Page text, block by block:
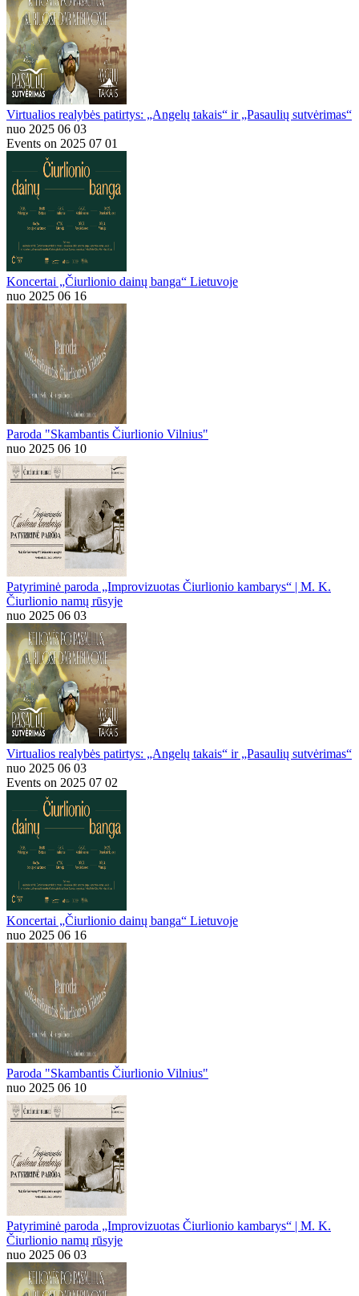
Virtualios realybės patirtys: „Angelų takais“ ir „Pasaulių sutvėrimas“
nuo 2025 06 03
Events on 2025 07 01
Koncertai „Čiurlionio dainų banga“ Lietuvoje
nuo 2025 06 16
Paroda "Skambantis Čiurlionio Vilnius"
nuo 2025 06 10
Patyriminė paroda „Improvizuotas Čiurlionio kambarys“ | M. K.
Čiurlionio namų rūsyje
nuo 2025 06 03
Virtualios realybės patirtys: „Angelų takais“ ir „Pasaulių sutvėrimas“
nuo 2025 06 03
Events on 2025 07 02
Koncertai „Čiurlionio dainų banga“ Lietuvoje
nuo 2025 06 16
Paroda "Skambantis Čiurlionio Vilnius"
nuo 2025 06 10
Patyriminė paroda „Improvizuotas Čiurlionio kambarys“ | M. K.
Čiurlionio namų rūsyje
nuo 2025 06 03